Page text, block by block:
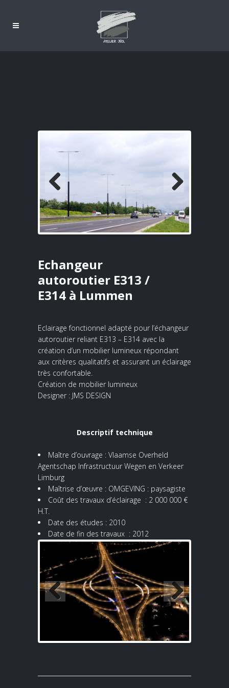
Echangeur
autoroutier E313 /
E314 à Lummen
Eclairage fonctionnel adapté pour l’échangeur
autoroutier reliant E313 – E314 avec la
création d’un mobilier lumineux répondant
aux critères qualitatifs et assurant un éclairage
très confortable.
Création de mobilier lumineux
Designer : JMS DESIGN
Descriptif technique
Maître d’ouvrage : Vlaamse Overheld
Agentschap Infrastructuur Wegen en Verkeer
Limburg
Maîtrise d’œuvre : OMGEVING : paysagiste
Coût des travaux d’éclairage : 2 000 000 €
H.T.
Date des études : 2010
Date de fin des travaux : 2012